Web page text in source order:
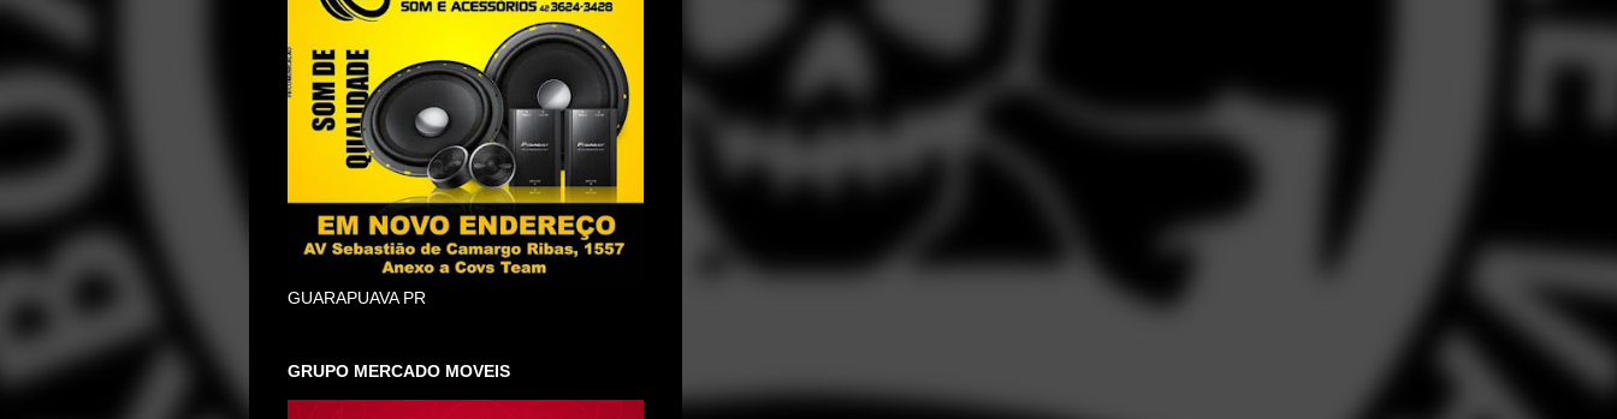
GUARAPUAVA PR
GRUPO MERCADO MOVEIS